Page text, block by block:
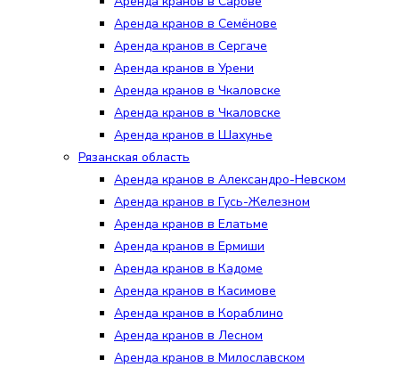
Аренда кранов в Семёнове
Аренда кранов в Сергаче
Аренда кранов в Урени
Аренда кранов в Чкаловске
Аренда кранов в Чкаловске
Аренда кранов в Шахунье
Рязанская область
Аренда кранов в Александро-Невском
Аренда кранов в Гусь-Железном
Аренда кранов в Елатьме
Аренда кранов в Ермиши
Аренда кранов в Кадоме
Аренда кранов в Касимове
Аренда кранов в Кораблино
Аренда кранов в Лесном
Аренда кранов в Милославском